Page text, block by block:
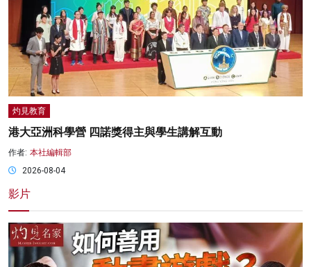
灼見教育
港大亞洲科學營 四諾獎得主與學生講解互動
作者: 本社編輯部
2026-08-04
影片